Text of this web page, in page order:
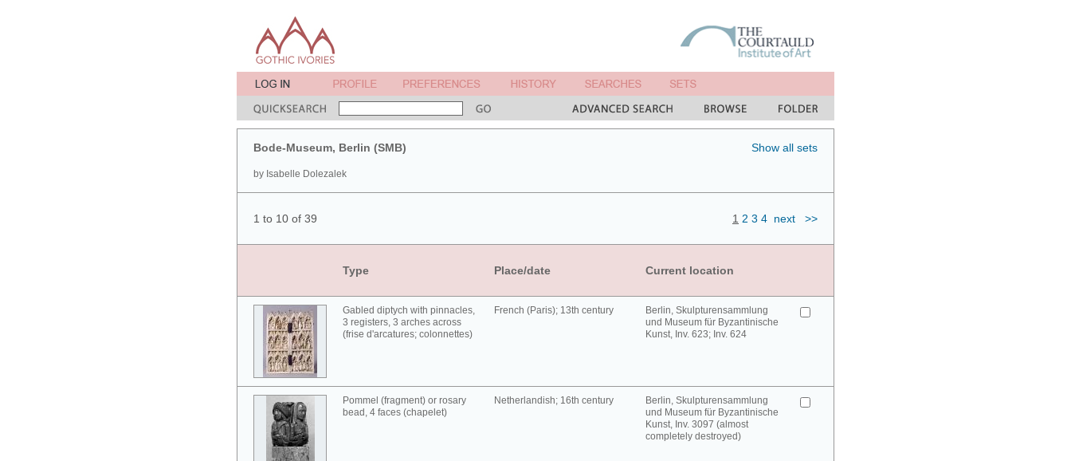
Bode-Museum, Berlin (SMB)
by Isabelle Dolezalek
Show all sets
1 to 10 of 39 1 2 3 4 next >>
Type Place/date Current location
Gabled diptych with pinnacles,
3 registers, 3 arches across
(frise d'arcatures; colonnettes)
French (Paris); 13th century
Berlin, Skulpturensammlung
und Museum für Byzantinische
Kunst, Inv. 623; Inv. 624
Pommel (fragment) or rosary
bead, 4 faces (chapelet)
Netherlandish; 16th century
Berlin, Skulpturensammlung
und Museum für Byzantinische
Kunst, Inv. 3097 (almost
completely destroyed)